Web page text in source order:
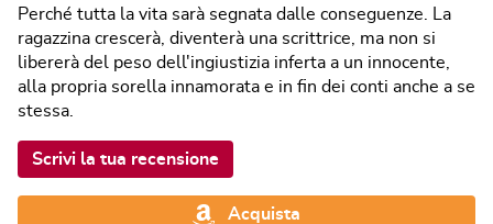
Perché tutta la vita sarà segnata dalle conseguenze. La
ragazzina crescerà, diventerà una scrittrice, ma non si
libererà del peso dell'ingiustizia inferta a un innocente,
alla propria sorella innamorata e in fin dei conti anche a se
stessa.
Scrivi la tua recensione
Acquista